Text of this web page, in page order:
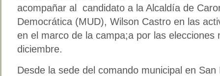
acompañar al candidato a la Alcaldía de
Democrática (MUD), Wilson Castro en las
en el marco de la campa;a por las elecciones
diciembre.
Desde la sede del comando municipal en